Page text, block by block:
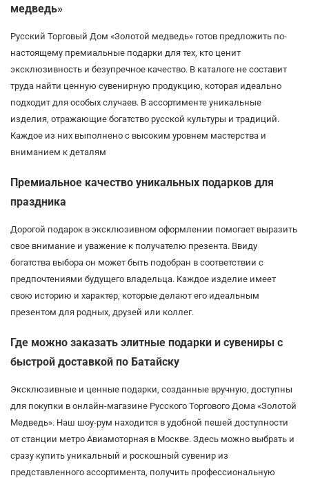
медведь»
Русский Торговый Дом «Золотой медведь» готов предложить по-
настоящему премиальные подарки для тех, кто ценит
эксклюзивность и безупречное качество. В каталоге не составит
труда найти ценную сувенирную продукцию, которая идеально
подходит для особых случаев. В ассортименте уникальные
изделия, отражающие богатство русской культуры и традиций.
Каждое из них выполнено с высоким уровнем мастерства и
вниманием к деталям
Премиальное качество уникальных подарков для
праздника
Дорогой подарок в эксклюзивном оформлении помогает выразить
свое внимание и уважение к получателю презента. Ввиду
богатства выбора он может быть подобран в соответствии с
предпочтениями будущего владельца. Каждое изделие имеет
свою историю и характер, которые делают его идеальным
презентом для родных, друзей или коллег.
Где можно заказать элитные подарки и сувениры с
быстрой доставкой по Батайску
Эксклюзивные и ценные подарки, созданные вручную, доступны
для покупки в онлайн-магазине Русского Торгового Дома «Золотой
Медведь». Наш шоу-рум находится в удобной пешей доступности
от станции метро Авиамоторная в Москве. Здесь можно выбрать и
сразу купить уникальный и роскошный сувенир из
представленного ассортимента, получить профессиональную